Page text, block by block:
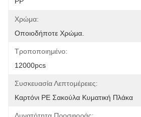
Χρώμα:
Οποιοδήποτε Χρώμα.
Τροποποιημένο:
12000pcs
Συσκευασία Λεπτομέρειες:
Καρτόνι PE Σακούλα Κυματική Πλάκα